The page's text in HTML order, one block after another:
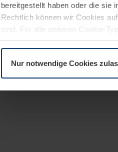
bereitgestellt haben oder die sie
Rechtlich können wir Cookies
sind. Für alle anderen Cookie-
Erläuterung auf der Seite
Nur notwendige Cookies